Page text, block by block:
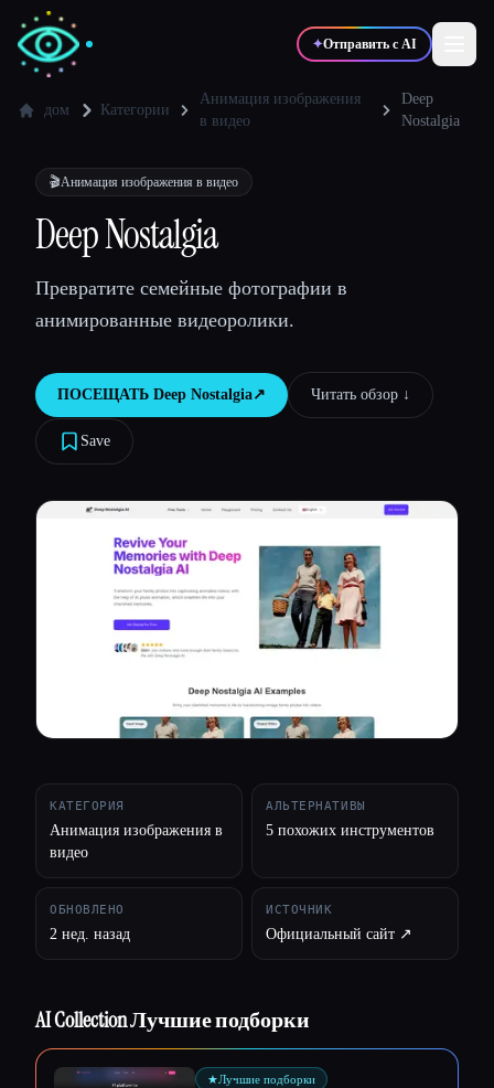
✦Отправить с AI
💻Разработчики
🎓Студенты 🎬
Блог
Все категории
дом Категории
Анимация изображения
в видео
Deep
Nostalgia
🎬Анимация изображения в видео
Deep Nostalgia
Превратите семейные фотографии в
анимированные видеоролики.
ПОСЕЩАТЬ Deep Nostalgia↗︎ Читать обзор ↓︎
Save
КАТЕГОРИЯ
Анимация изображения в
видео
АЛЬТЕРНАТИВЫ
5 похожих инструментов
ОБНОВЛЕНО
2 нед. назад
ИСТОЧНИК
Официальный сайт ↗︎
AI Collection Лучшие подборки
★Лучшие подборки